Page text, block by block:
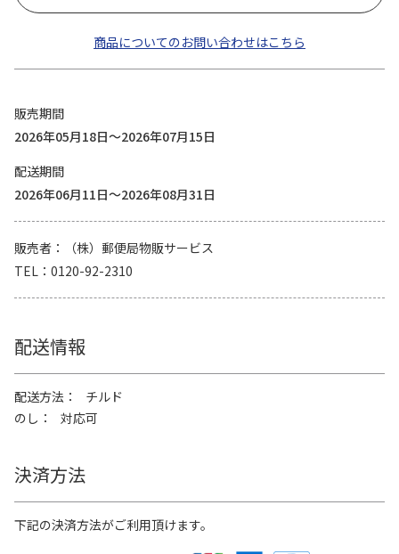
商品についてのお問い合わせはこちら
販売期間
2026年05月18日～2026年07月15日
配送期間
2026年06月11日～2026年08月31日
販売者
（株）郵便局物販サービス
TEL
0120-92-2310
配送情報
配送方法
チルド
のし
対応可
決済方法
下記の決済方法がご利用頂けます。